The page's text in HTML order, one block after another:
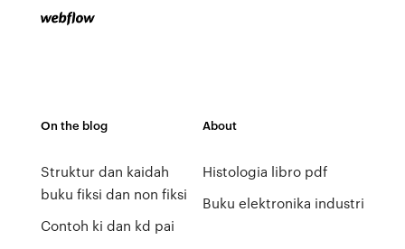
On the blog
Struktur dan kaidah
buku fiksi dan non fiksi
Contoh ki dan kd pai
About
Histologia libro pdf
Buku elektronika industri